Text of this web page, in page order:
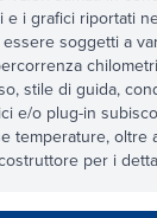
i grafici riportati
essere soggetti a
stile di guida,
e/o plug-in
temperature,
per i